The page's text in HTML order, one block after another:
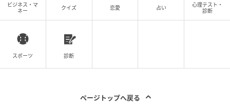
ビジネス・マ
ネー
クイズ 恋愛 占い
心理テスト・
診断
スポーツ 診断
ページトップへ戻る